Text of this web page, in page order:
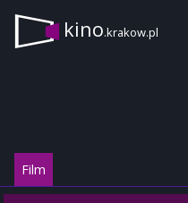
kino.krakow.pl
Film